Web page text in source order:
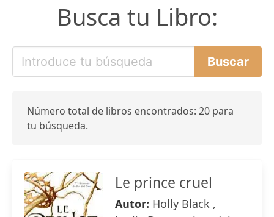
Busca tu Libro:
Número total de libros encontrados: 20 para
tu búsqueda.
Le prince cruel
Autor: Holly Black ,